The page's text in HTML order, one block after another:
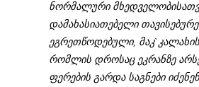
ნორმალური
დამახასიათებელი
ეგრეთწოდებული, მაკ`კალახის
რომლის დროსაც ეკრანზე
ფერების გარდა საგნები